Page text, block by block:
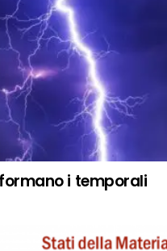
i temporali